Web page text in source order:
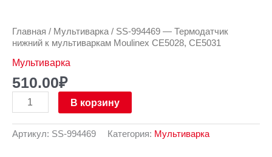
Главная / Мультиварка / SS-994469 — Термодатчик
нижний к мультиваркам Moulinex CE5028, CE5031
Мультиварка
510.00₽
В корзину
Артикул: SS-994469 Категория: Мультиварка